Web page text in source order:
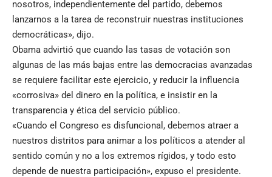
nosotros, independientemente del partido, debemos
lanzarnos a la tarea de reconstruir nuestras instituciones
democráticas», dijo.
Obama advirtió que cuando las tasas de votación son
algunas de las más bajas entre las democracias avanzadas
se requiere facilitar este ejercicio, y reducir la influencia
«corrosiva» del dinero en la política, e insistir en la
transparencia y ética del servicio público.
«Cuando el Congreso es disfuncional, debemos atraer a
nuestros distritos para animar a los políticos a atender al
sentido común y no a los extremos rígidos, y todo esto
depende de nuestra participación», expuso el presidente.